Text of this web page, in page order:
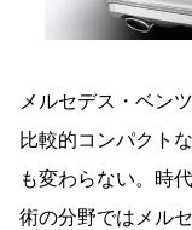
メルセデス・ベン
比較的コンパクト
も変わらない。時
術の分野ではメル